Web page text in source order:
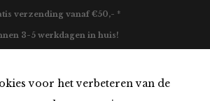
voor het verbeteren van de
verzending vanaf €50,- *
3-5 werkdagen in huis!